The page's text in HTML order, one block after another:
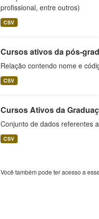
profissional, entre outros)
CSV
Cursos ativos da pós-
Relação contendo nome e
CSV
Cursos Ativos da
Conjunto de dados referentes
CSV
Você também pode ter acesso a